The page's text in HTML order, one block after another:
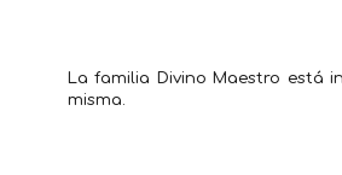
La familia Divino Maestro está
misma.